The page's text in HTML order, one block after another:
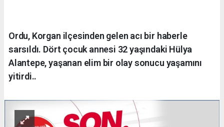
Ordu, Korgan ilçesinden gelen acı bir haberle
sarsıldı. Dört çocuk annesi 32 yaşındaki Hülya
Alantepe, yaşanan elim bir olay sonucu yaşamını
yitirdi..